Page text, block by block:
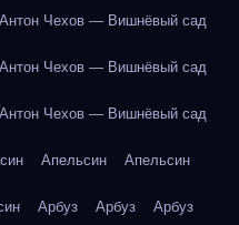
Антон Чехов — Вишнёвый сад
Антон Чехов — Вишнёвый сад
Антон Чехов — Вишнёвый сад
Апельсин Апельсин
Арбуз Арбуз Арбуз